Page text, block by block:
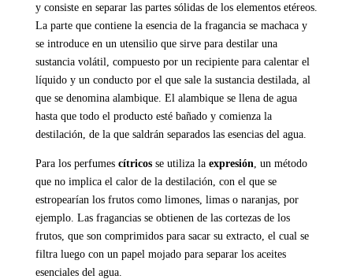
y consiste en separar las partes sólidas de los elementos etéreos.
La parte que contiene la esencia de la fragancia se machaca y
se introduce en un utensilio que sirve para destilar una
sustancia volátil, compuesto por un recipiente para calentar el
líquido y un conducto por el que sale la sustancia destilada, al
que se denomina alambique. El alambique se llena de agua
hasta que todo el producto esté bañado y comienza la
destilación, de la que saldrán separados las esencias del agua.
Para los perfumes cítricosse utiliza la expresión , un método
que no implica el calor de la destilación, con el que se
estropearían los frutos como limones, limas o naranjas, por
ejemplo. Las fragancias se obtienen de las cortezas de los
frutos, que son comprimidos para sacar su extracto, el cual se
filtra luego con un papel mojado para separar los aceites
esenciales del agua.